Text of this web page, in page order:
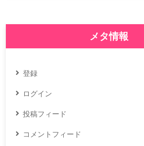
メタ情報
登録
ログイン
投稿フィード
コメントフィード